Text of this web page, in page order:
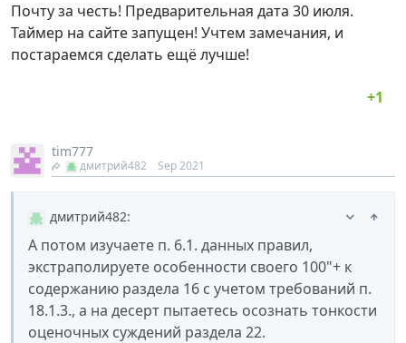
Почту за честь! Предварительная дата 30 июля.
Таймер на сайте запущен! Учтем замечания, и
постараемся сделать ещё лучше!
tim777
дмитрий482 Sep 2021
дмитрий482:
А потом изучаете п. 6.1. данных правил,
экстраполируете особенности своего 100"+ к
содержанию раздела 16 с учетом требований п.
18.1.3., а на десерт пытаетесь осознать тонкости
оценочных суждений раздела 22.